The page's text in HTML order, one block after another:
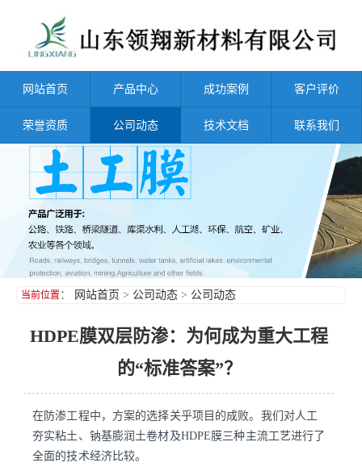
网站首页 产品中心 成功案例 客户评价
荣誉资质 公司动态 技术文档 联系我们
当前位置 ： 网站首页 > 公司动态 > 公司动态
HDPE膜双层防渗：为何成为重大工程
的“标准答案”？
在防渗工程中，方案的选择关乎项目的成败。我们对人工
夯实粘土、钠基膨润土卷材及HDPE膜三种主流工艺进行了
全面的技术经济比较。